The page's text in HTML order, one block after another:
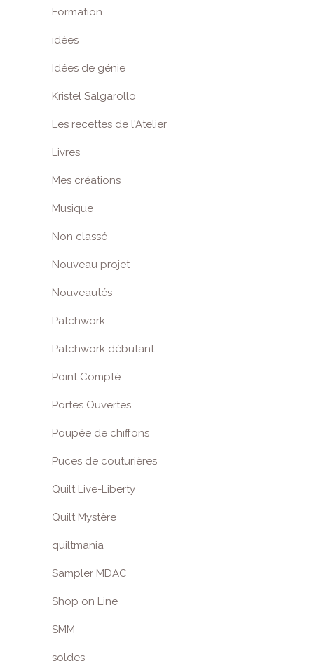
Formation
idées
Idées de génie
Kristel Salgarollo
Les recettes de l'Atelier
Livres
Mes créations
Musique
Non classé
Nouveau projet
Nouveautés
Patchwork
Patchwork débutant
Point Compté
Portes Ouvertes
Poupée de chiffons
Puces de couturières
Quilt Live-Liberty
Quilt Mystère
quiltmania
Sampler MDAC
Shop on Line
SMM
soldes